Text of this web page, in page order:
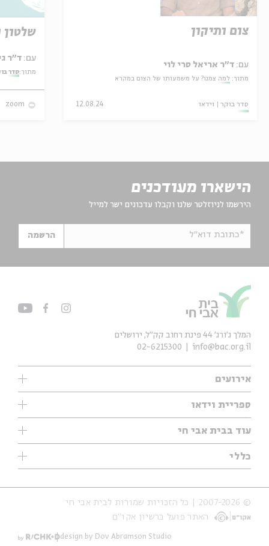
צום ותיקון
עם: ד"ר אריאל סרי לוי
מתוך: למה צמנו? על משמעותו של הצום במקרא
סדר בוקר וידאו 12.08.24
שלטון
עם: ד"ר גילי זיוון
מתוך:סדר
zoom
הישארו מעודכנים
הירשמו לניוזלטר שלנו וקבלו עדכונים ישר למייל
*כתובת דוא"ל הרשמה
אירועים
עיון
אנגלית
נוער
סדרות
אירועי עבר
אירועים בירושלים
ספריית וידאו
ילדים
מוזיקה
עיון
מיוחדים
עוד בבית אבי חי
תערוכות
מיוחדים
כללי
אודות
הצהרת נגישות
תנאי שימוש והצהרת פרטיות
המלך ג'ורג' 44 פינת רחוב קק״ל, ירושלים
info@bac.org.il
02-6215300
© 2007-2026 | כל הזכויות שמורות לבית אבי חי
האתר פועל ברשיון אקו״ם
design by Dov Abramson Studio